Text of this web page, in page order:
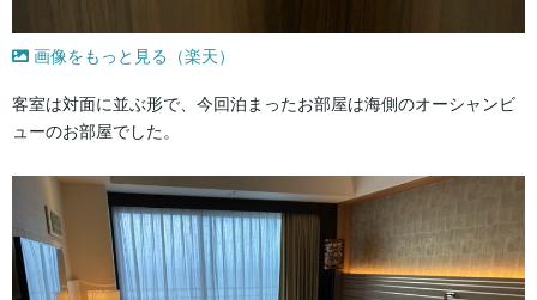
画像をもっと見る（楽天）
客室は対面に並ぶ形で、今回泊まったお部屋は海側のオーシャンビ
ューのお部屋でした。